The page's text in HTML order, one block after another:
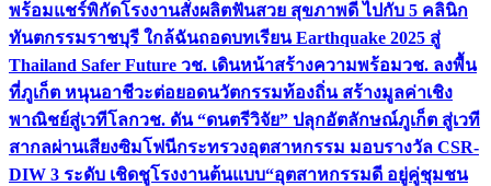
พร้อมแชร์พิกัดโรงงานสั่งผลิตฟันสวย สุขภาพดี ไปกับ 5 คลินิก
ทันตกรรมราชบุรี ใกล้ฉันถอดบทเรียน Earthquake 2025 สู่
Thailand Safer Future วช. เดินหน้าสร้างความพร้อมวช. ลงพื้น
ที่ภูเก็ต หนุนอาชีวะต่อยอดนวัตกรรมท้องถิ่น สร้างมูลค่าเชิง
พาณิชย์สู่เวทีโลกวช. ดัน “ดนตรีวิจัย” ปลุกอัตลักษณ์ภูเก็ต สู่เวที
สากลผ่านเสียงซิมโฟนีกระทรวงอุตสาหกรรม มอบรางวัล CSR-
DIW 3 ระดับ เชิดชูโรงงานต้นแบบ“อุตสาหกรรมดี อยู่คู่ชุมชน